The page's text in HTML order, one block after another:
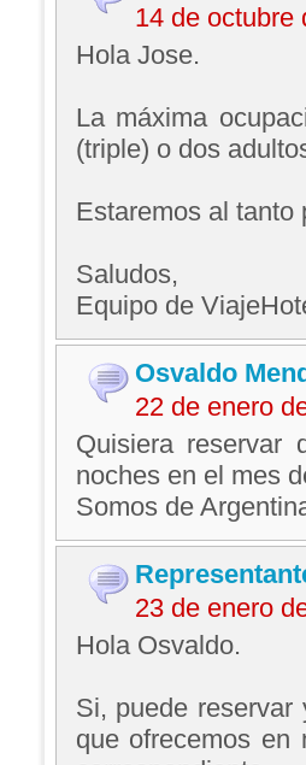
14 de octubre
Hola Jose.
La máxima
(triple) o dos
Estaremos al tanto
Saludos,
Equipo de
Osvaldo
22 de enero
Quisiera reservar
noches en el mes
Somos de
23 de enero
Hola Osvaldo.
Si, puede
que ofrecemos en